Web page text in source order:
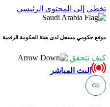
تخطي إلى المحتوى الرئيسي
موقع حكومي مسجل لدى هيئة الحكومة الرقمية
كيف تتحقق
البث المباشر